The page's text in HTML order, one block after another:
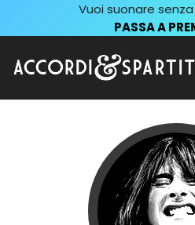
Vuoi suonare
PASSA A